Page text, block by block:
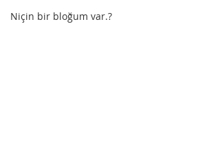
Niçin bir bloğum var.?